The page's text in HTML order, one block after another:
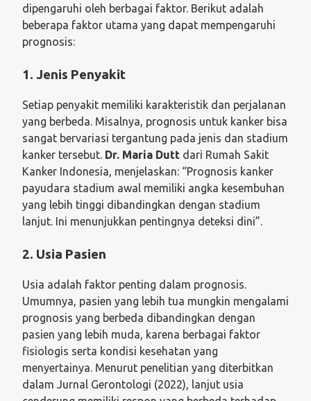
dipengaruhi oleh berbagai faktor. Berikut adalah
beberapa faktor utama yang dapat mempengaruhi
prognosis:
1. Jenis Penyakit
Setiap penyakit memiliki karakteristik dan perjalanan
yang berbeda. Misalnya, prognosis untuk kanker bisa
sangat bervariasi tergantung pada jenis dan stadium
kanker tersebut. Dr. Maria Dutt dari Rumah Sakit
Kanker Indonesia, menjelaskan: “Prognosis kanker
payudara stadium awal memiliki angka kesembuhan
yang lebih tinggi dibandingkan dengan stadium
lanjut. Ini menunjukkan pentingnya deteksi dini”.
2. Usia Pasien
Usia adalah faktor penting dalam prognosis.
Umumnya, pasien yang lebih tua mungkin mengalami
prognosis yang berbeda dibandingkan dengan
pasien yang lebih muda, karena berbagai faktor
fisiologis serta kondisi kesehatan yang
menyertainya. Menurut penelitian yang diterbitkan
dalam Jurnal Gerontologi (2022), lanjut usia